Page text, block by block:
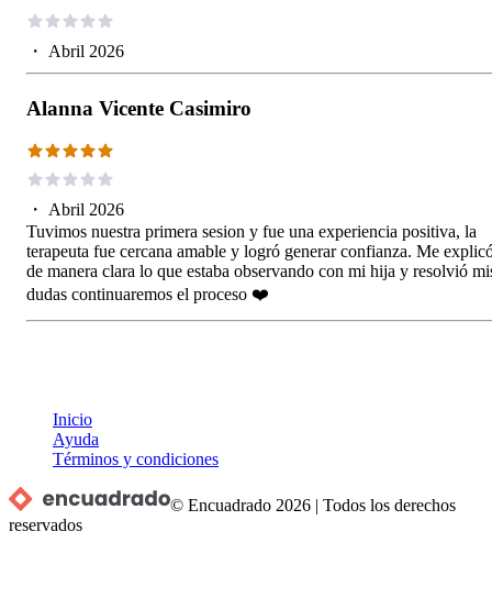
・ Abril 2026
Alanna Vicente Casimiro
・ Abril 2026
Tuvimos nuestra primera sesion y fue una experiencia positiva, la
terapeuta fue cercana amable y logró generar confianza. Me
de manera clara lo que estaba observando con mi hija y resolvió
dudas continuaremos el proceso ❤️
Inicio
Ayuda
Términos y condiciones
© Encuadrado 2026 |Todos los derechos
reservados